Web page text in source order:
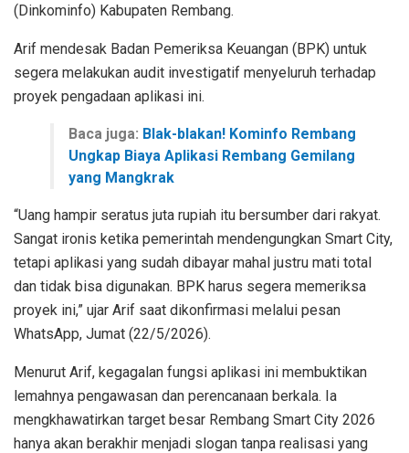
(Dinkominfo) Kabupaten Rembang.
Arif mendesak Badan Pemeriksa Keuangan (BPK) untuk
segera melakukan audit investigatif menyeluruh terhadap
proyek pengadaan aplikasi ini.
Baca juga: Blak-blakan! Kominfo Rembang
Ungkap Biaya Aplikasi Rembang Gemilang
yang Mangkrak
“Uang hampir seratus juta rupiah itu bersumber dari rakyat.
Sangat ironis ketika pemerintah mendengungkan Smart City,
tetapi aplikasi yang sudah dibayar mahal justru mati total
dan tidak bisa digunakan. BPK harus segera memeriksa
proyek ini,” ujar Arif saat dikonfirmasi melalui pesan
WhatsApp, Jumat (22/5/2026).
Menurut Arif, kegagalan fungsi aplikasi ini membuktikan
lemahnya pengawasan dan perencanaan berkala. Ia
mengkhawatirkan target besar Rembang Smart City 2026
hanya akan berakhir menjadi slogan tanpa realisasi yang